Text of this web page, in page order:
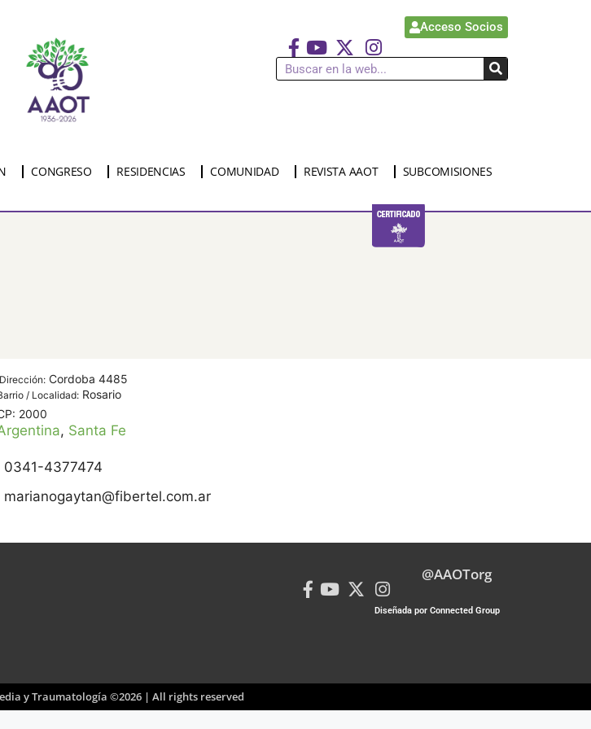
Acceso Socios
CONGRESO RESIDENCIAS COMUNIDAD REVISTA AAOT SUBCOMISIONES
Dirección: Cordoba 4485
/ Localidad: Rosario
2000
, Santa Fe
0341-4377474
marianogaytan@fibertel.com.ar
@AAOTorg
Diseñada por Connected Group
y Traumatología ©2026 | All rights reserved